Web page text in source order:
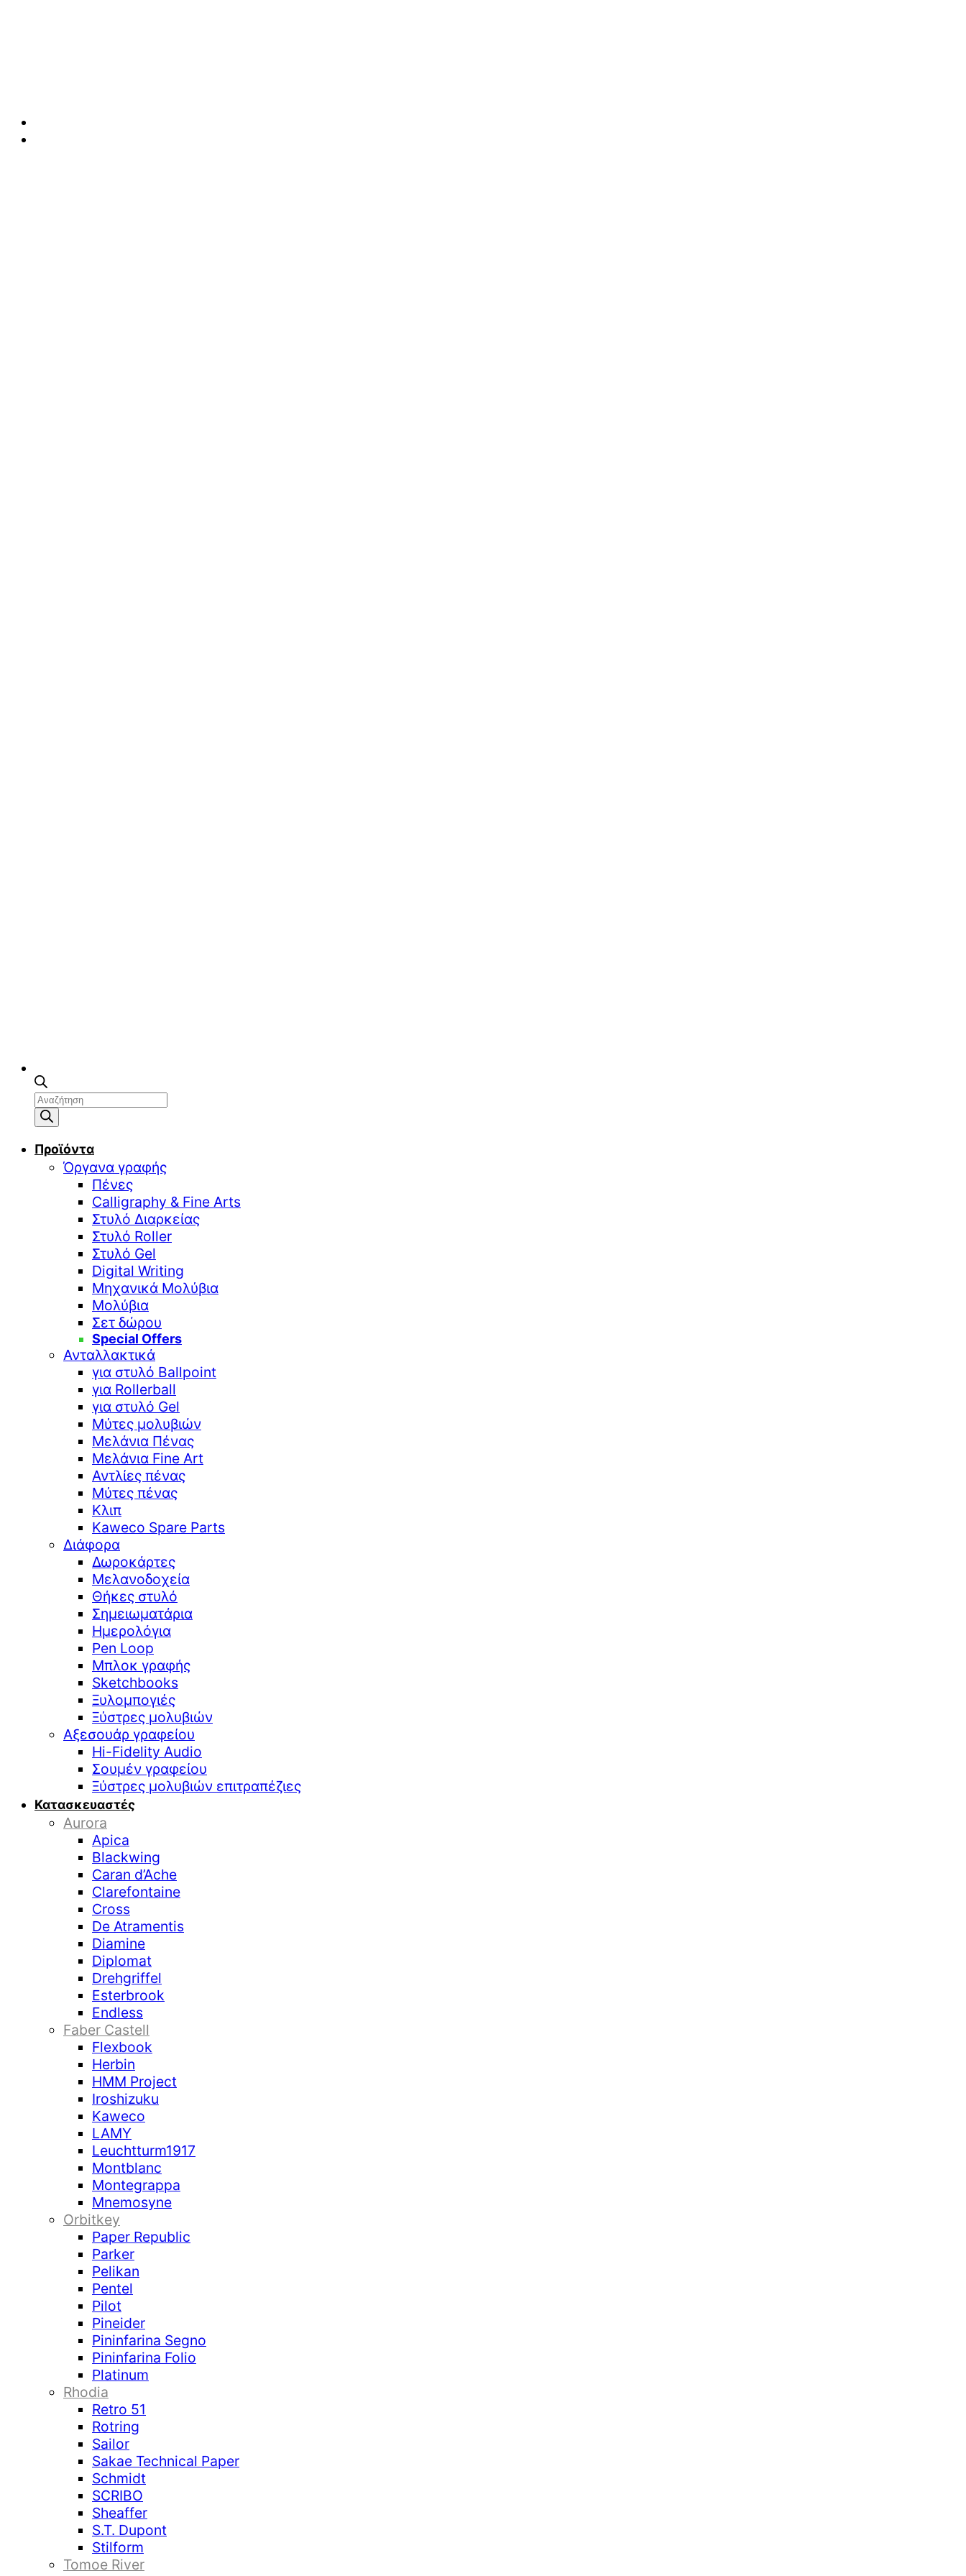
Αναζήτηση
προϊόντων
Προϊόντα
Όργανα γραφής
Πένες
Calligraphy & Fine Arts
Στυλό Διαρκείας
Στυλό Roller
Στυλό Gel
Digital Writing
Μηχανικά Μολύβια
Μολύβια
Σετ δώρου
Special Offers
Ανταλλακτικά
για στυλό Ballpoint
για Rollerball
για στυλό Gel
Μύτες μολυβιών
Μελάνια Πένας
Μελάνια Fine Art
Αντλίες πένας
Μύτες πένας
Κλιπ
Kaweco Spare Parts
Διάφορα
Δωροκάρτες
Μελανοδοχεία
Θήκες στυλό
Σημειωματάρια
Ημερολόγια
Pen Loop
Μπλοκ γραφής
Sketchbooks
Ξυλομπογιές
Ξύστρες μολυβιών
Αξεσουάρ γραφείου
Hi-Fidelity Audio
Σουμέν γραφείου
Ξύστρες μολυβιών επιτραπέζιες
Κατασκευαστές
Aurora
Apica
Blackwing
Caran d’Ache
Clarefontaine
Cross
De Atramentis
Diamine
Diplomat
Drehgriffel
Esterbrook
Endless
Faber Castell
Flexbook
Herbin
HMM Project
Iroshizuku
Kaweco
LAMY
Leuchtturm1917
Montblanc
Montegrappa
Mnemosyne
Orbitkey
Paper Republic
Parker
Pelikan
Pentel
Pilot
Pineider
Pininfarina Segno
Pininfarina Folio
Platinum
Rhodia
Retro 51
Rotring
Sailor
Sakae Technical Paper
Schmidt
SCRIBO
Sheaffer
S.T. Dupont
Stilform
Tomoe River